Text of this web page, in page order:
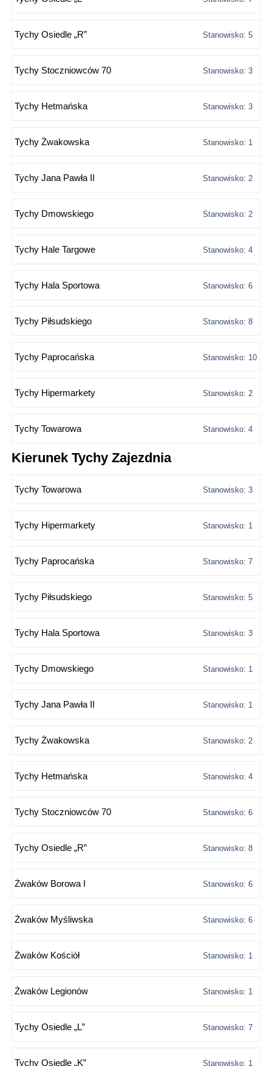
Tychy Osiedle „R” Stanowisko: 5
Tychy Stoczniowców 70 Stanowisko: 3
Tychy Hetmańska Stanowisko: 3
Tychy Żwakowska Stanowisko: 1
Tychy Jana Pawła II Stanowisko: 2
Tychy Dmowskiego Stanowisko: 2
Tychy Hale Targowe Stanowisko: 4
Tychy Hala Sportowa Stanowisko: 6
Tychy Piłsudskiego Stanowisko: 8
Tychy Paprocańska Stanowisko: 10
Tychy Hipermarkety Stanowisko: 2
Tychy Towarowa Stanowisko: 4
Kierunek Tychy Zajezdnia
Tychy Towarowa Stanowisko: 3
Tychy Hipermarkety Stanowisko: 1
Tychy Paprocańska Stanowisko: 7
Tychy Piłsudskiego Stanowisko: 5
Tychy Hala Sportowa Stanowisko: 3
Tychy Dmowskiego Stanowisko: 1
Tychy Jana Pawła II Stanowisko: 1
Tychy Żwakowska Stanowisko: 2
Tychy Hetmańska Stanowisko: 4
Tychy Stoczniowców 70 Stanowisko: 6
Tychy Osiedle „R” Stanowisko: 8
Żwaków Borowa I Stanowisko: 6
Żwaków Myśliwska Stanowisko: 6
Żwaków Kościół Stanowisko: 1
Żwaków Legionów Stanowisko: 1
Tychy Osiedle „L” Stanowisko: 7
Tychy Osiedle „K” Stanowisko: 1